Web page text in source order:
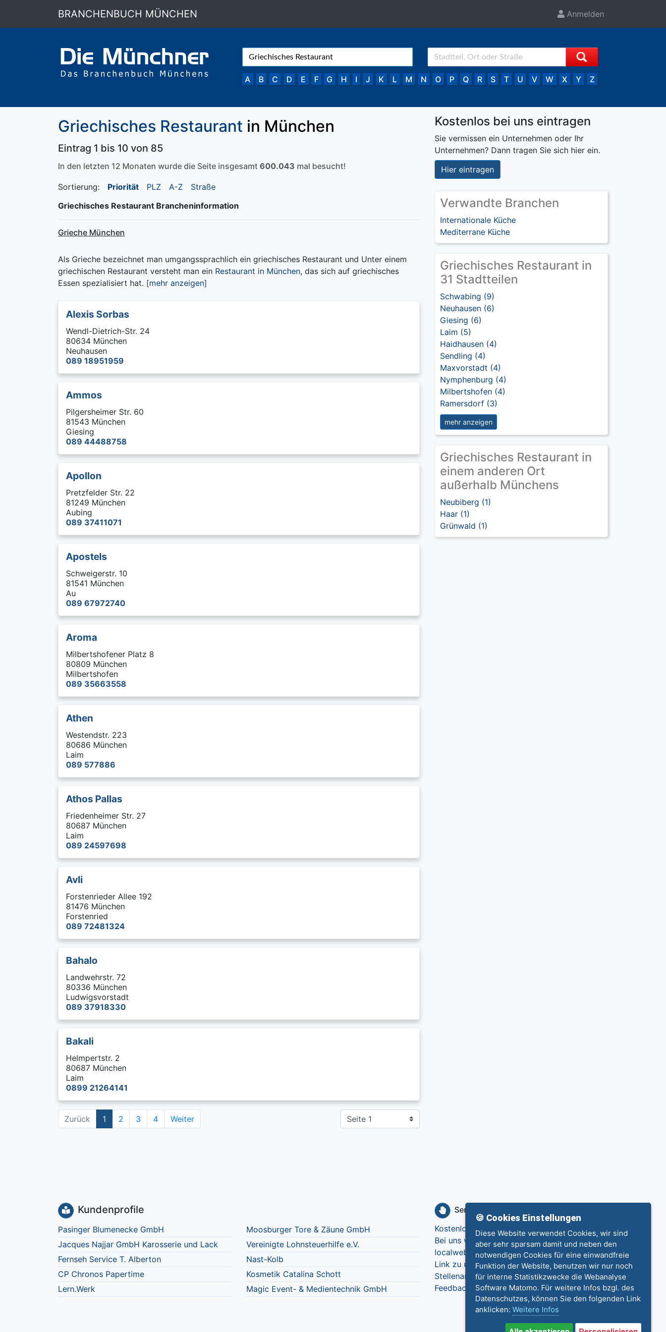
BRANCHENBUCH MÜNCHEN Anmelden
A B C D E F G H I J K L M N O P Q R S T U V W X Y Z
Griechisches Restaurant in München
Eintrag 1 bis 10 von 85
In den letzten 12 Monaten wurde die Seite insgesamt 600.043 mal besucht!
Sortierung: Priorität PLZ A-Z
Straße
Griechisches Restaurant Brancheninformation
Grieche München
Als Grieche bezeichnet man umgangssprachlich ein griechisches Restaurant und Unter einem
griechischen Restaurant versteht man ein Restaurant in München, das sich auf griechisches
Essen spezialisiert hat. [mehr anzeigen]
Alexis Sorbas
Wendl-Dietrich-Str. 24
80634 München
Neuhausen
089 18951959
Ammos
Pilgersheimer Str. 60
81543 München
Giesing
089 44488758
Apollon
Pretzfelder Str. 22
81249 München
Aubing
089 37411071
Apostels
Schweigerstr. 10
81541 München
Au
089 67972740
Aroma
Milbertshofener Platz 8
80809 München
Milbertshofen
089 35663558
Athen
Westendstr. 223
80686 München
Laim
089 577886
Athos Pallas
Friedenheimer Str. 27
80687 München
Laim
089 24597698
Avli
Forstenrieder Allee 192
81476 München
Forstenried
089 72481324
Bahalo
Landwehrstr. 72
80336 München
Ludwigsvorstadt
089 37918330
Bakali
Helmpertstr. 2
80687 München
Laim
0899 21264141
Zurück 1 2 3 4 Weiter
Kostenlos bei uns eintragen
Sie vermissen ein Unternehmen oder Ihr
Unternehmen? Dann tragen Sie sich hier ein.
Hier eintragen
Verwandte Branchen
Internationale Küche
Mediterrane Küche
Griechisches Restaurant in
31 Stadtteilen
Schwabing (9)
Neuhausen (6)
Giesing (6)
Laim (5)
Haidhausen (4)
Sendling (4)
Maxvorstadt (4)
Nymphenburg (4)
Milbertshofen (4)
Ramersdorf (3)
mehr anzeigen
Griechisches Restaurant in
einem anderen Ort
außerhalb Münchens
Neubiberg (1)
Haar (1)
Grünwald (1)
Kundenprofile
Pasinger Blumenecke GmbH
Jacques Najjar GmbH Karosserie und Lack
Fernseh Service T. Alberton
CP Chronos Papertime
Lern.Werk
Moosburger Tore & Zäune GmbH
Vereinigte Lohnsteuerhilfe e.V.
Nast-Kolb
Kosmetik Catalina Schott
Magic Event- & Medientechnik GmbH
Service
Kostenlos eintragen
Bei uns werben
localweb.de
Link zu uns
Stellenangebote
Feedback
Datenschutz
Impressum
Kontakt
🍪 Cookies Einstellungen
Diese Website verwendet Cookies, wir sind
aber sehr sparsam damit und neben den
notwendigen Cookies für eine einwandfreie
Funktion der Website, benutzen wir nur noch
für interne Statistikzwecke die Webanalyse
Software Matomo. Für weitere Infos bzgl. des
Datenschutzes, können Sie den folgenden Link
anklicken: Weitere Infos